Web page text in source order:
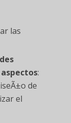
las
:
de
el